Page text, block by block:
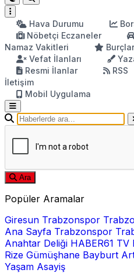
Hava Durumu
Nöbetçi Eczaneler
Namaz Vakitleri
Vefat İlanları
Resmi İlanlar
RSS
İletişim
Mobil Uygulama
Ara
Popüler Aramalar
Giresun Trabzonspor
Ana Sayfa Trabzonspor
Anahtar Deliği HABER61 TV
Rize Gümüşhane Bayburt
Yaşam Asayiş